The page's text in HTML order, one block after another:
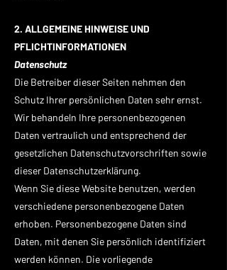
2. ALLGEMEINE HINWEISE UND
PFLICHTINFORMATIONEN
Datenschutz
Die Betreiber dieser Seiten nehmen den
Schutz Ihrer persönlichen Daten sehr ernst.
Wir behandeln Ihre personenbezogenen
Daten vertraulich und entsprechend der
gesetzlichen Datenschutzvorschriften sowie
dieser Datenschutzerklärung.
Wenn Sie diese Website benutzen, werden
verschiedene personenbezogene Daten
erhoben. Personenbezogene Daten sind
Daten, mit denen Sie persönlich identifiziert
werden können. Die vorliegende